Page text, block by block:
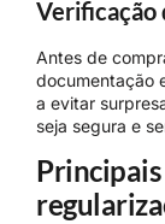
Verificação
Antes de
documentação
a evitar
seja segura e